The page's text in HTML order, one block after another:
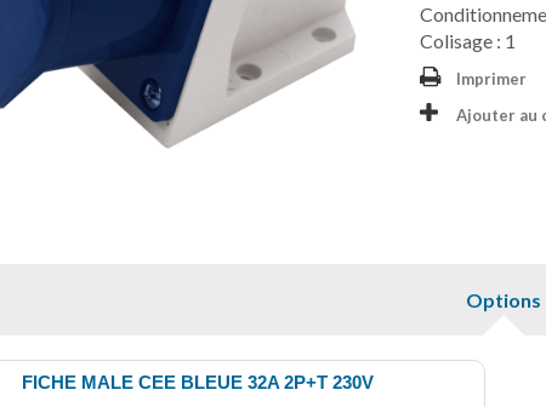
Colisage : 1
Imprimer
Ajouter au
Options
FICHE MALE CEE BLEUE 32A 2P+T 230V